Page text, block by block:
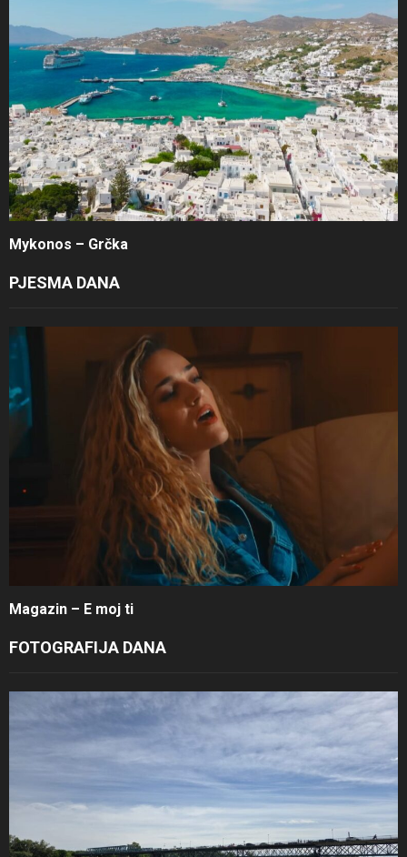
Mykonos – Grčka
PJESMA DANA
Magazin – E moj ti
FOTOGRAFIJA DANA